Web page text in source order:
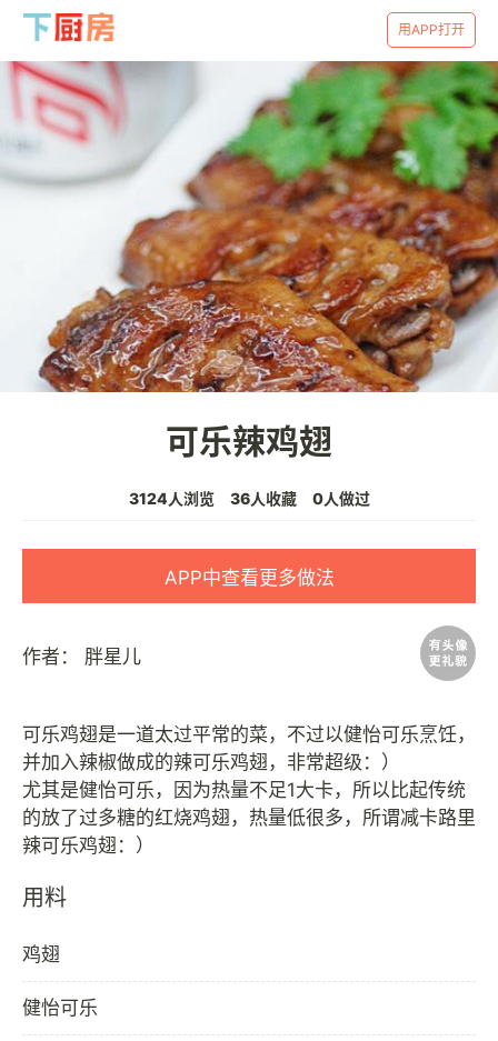
用APP打开
可乐辣鸡翅
3124人浏览 36人收藏 0人做过
APP中查看更多做法
作者： 胖星儿
可乐鸡翅是一道太过平常的菜，不过以健怡可乐烹饪，
并加入辣椒做成的辣可乐鸡翅，非常超级：）
尤其是健怡可乐，因为热量不足1大卡，所以比起传统
的放了过多糖的红烧鸡翅，热量低很多，所谓减卡路里
用料
鸡翅
健怡可乐